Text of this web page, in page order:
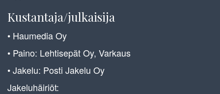
Kustantaja/julkaisija
• Haumedia Oy
• Paino: Lehtisepät Oy, Varkaus
• Jakelu: Posti Jakelu Oy
Jakeluhäiriöt: